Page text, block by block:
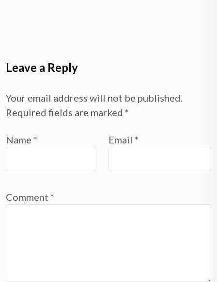
Leave a Reply
Your email address will not be published.
Required fields are marked *
Name * Email *
Comment *